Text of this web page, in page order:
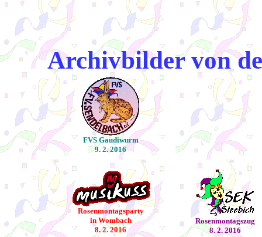
Archivbilder von
FVS Gaudiwurm
9. 2. 2016
Rosenmontagsparty
in Wombach
8. 2. 2016
Rosenmontagszug
8. 2. 2016